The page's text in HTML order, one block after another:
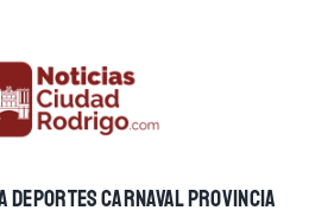
DEPORTESCARNAVALPROVINCIA